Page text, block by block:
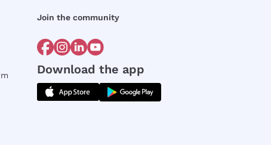
Join the community
Download the app